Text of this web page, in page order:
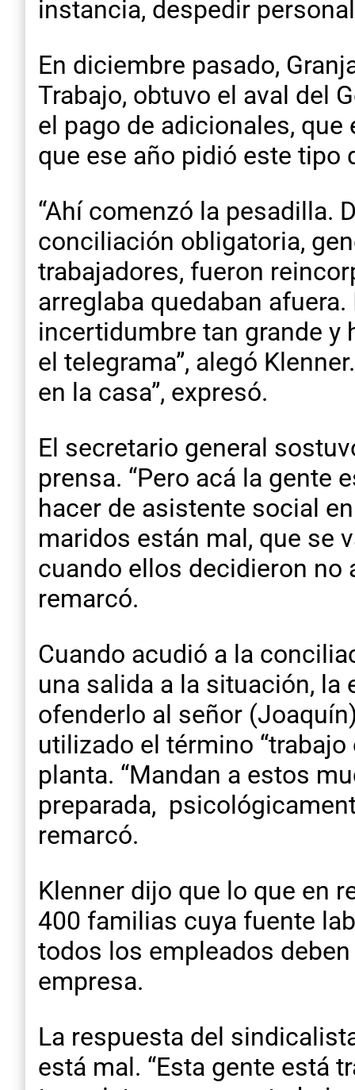
instancia, despedir
En diciembre pasado,
Trabajo, obtuvo el aval del
el pago de adicionales,
que ese año pidió este tipo
“Ahí comenzó la pesadilla.
conciliación obligatoria,
trabajadores, fueron
arreglaba quedaban
incertidumbre tan grande y
el telegrama”, alegó
en la casa”, expresó.
El secretario general
prensa. “Pero acá la gente
hacer de asistente social
maridos están mal, que se
cuando ellos decidieron no
remarcó.
Cuando acudió a la
una salida a la situación, la
ofenderlo al señor
utilizado el término
planta. “Mandan a estos
preparada,
remarcó.
Klenner dijo que lo que en
400 familias cuya fuente
todos los empleados
empresa.
La respuesta del
está mal. “Esta gente está